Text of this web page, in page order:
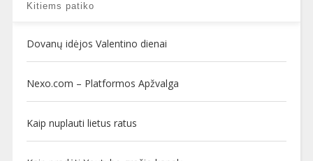
Kitiems patiko
Dovanų idėjos Valentino dienai
Nexo.com – Platformos Apžvalga
Kaip nuplauti lietus ratus